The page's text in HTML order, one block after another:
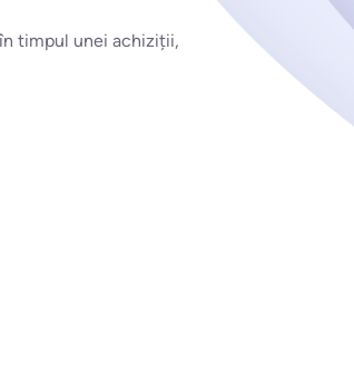
timpul unei achiziții,